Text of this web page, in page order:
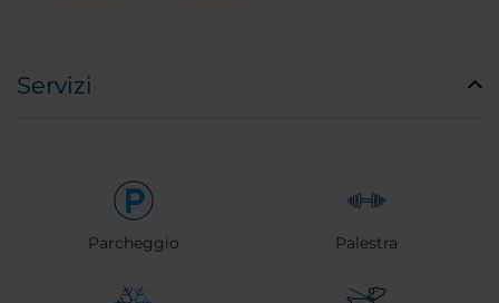
Servizi
Parcheggio Palestra